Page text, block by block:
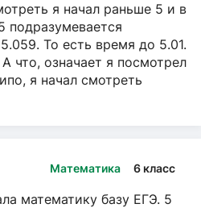
я начал раньше 5 и в
подразумевается
То есть время до 5.01.
что, означает я посмотрел
я начал смотреть
Математика 6 класс
математику базу ЕГЭ. 5